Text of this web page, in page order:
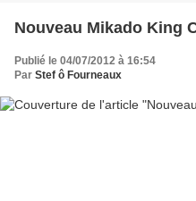
Nouveau Mikado King
Publié le 04/07/2012 à 16:54
Par Stef ô Fourneaux